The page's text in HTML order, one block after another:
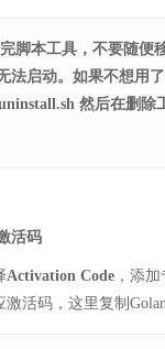
脚本工具，不要随便
法启动。如果不想用
然后在删除
活码
Activation Code ，添
活码，这里复制